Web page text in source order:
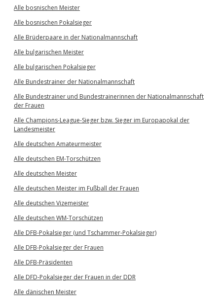
Alle bosnischen Meister
Alle bosnischen Pokalsieger
Alle Brüderpaare in der Nationalmannschaft
Alle bulgarischen Meister
Alle bulgarischen Pokalsieger
Alle Bundestrainer der Nationalmannschaft
Alle Bundestrainer und Bundestrainerinnen der Nationalmannschaft
der Frauen
Alle Champions-League-Sieger bzw. Sieger im Europapokal der
Landesmeister
Alle deutschen Amateurmeister
Alle deutschen EM-Torschützen
Alle deutschen Meister
Alle deutschen Meister im Fußball der Frauen
Alle deutschen Vizemeister
Alle deutschen WM-Torschützen
Alle DFB-Pokalsieger (und Tschammer-Pokalsieger)
Alle DFB-Pokalsieger der Frauen
Alle DFB-Präsidenten
Alle DFD-Pokalsieger der Frauen in der DDR
Alle dänischen Meister